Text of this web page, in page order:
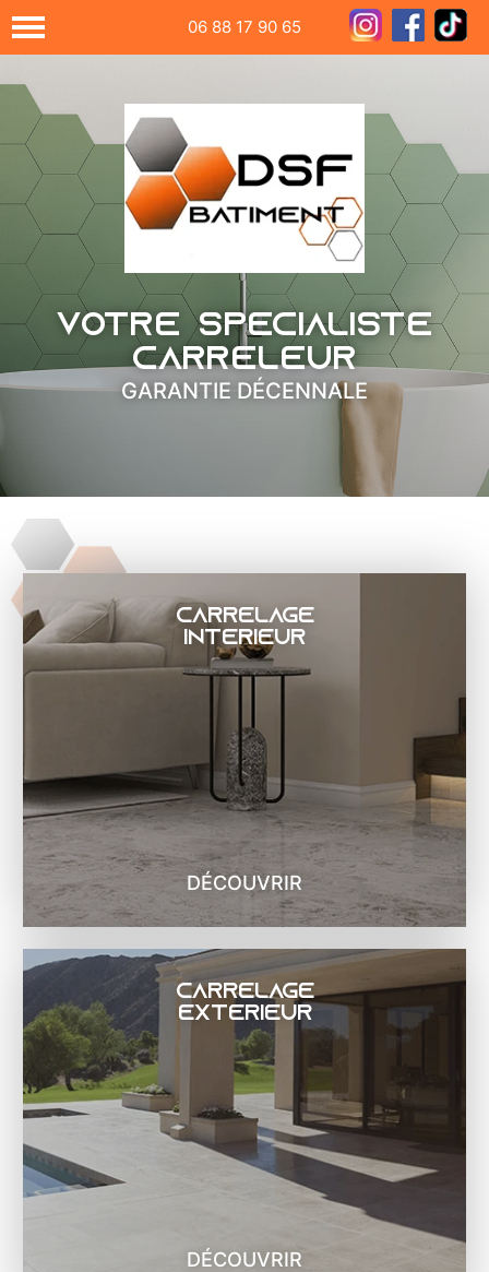
06 88 17 90 65
Votre spécialiste
carreleur
GARANTIE DÉCENNALE
Carrelage
intérieur
DÉCOUVRIR
Carrelage
extérieur
DÉCOUVRIR